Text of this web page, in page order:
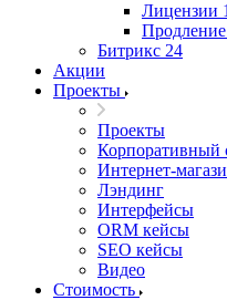
Лицензии
Битрикс 24
Акции
Проекты
Проекты
Корпоративный
Интернет-
Лэндинг
Интерфейсы
ORM кейсы
SEO кейсы
Видео
Стоимость